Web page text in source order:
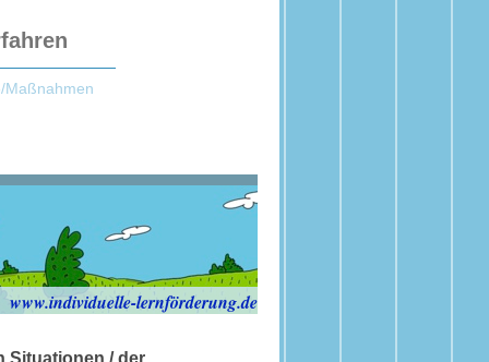
Maßnahmen
www.individuelle-lernförderung.de